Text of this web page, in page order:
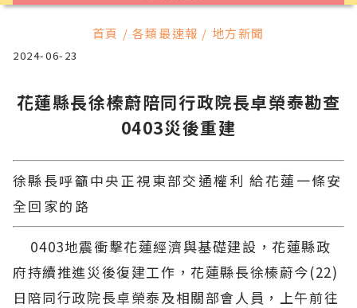
首頁 / 各類最速報 / 地方新聞
2024-06-23
花蓮縣長徐榛蔚陪同行政院長卓榮泰勘查
0403災後重建
徐縣長呼籲中央正視東部交通權利 給花蓮一條安
全回家的路
0403地震衝擊花蓮經濟與基礎建設，花蓮縣政
府持續推進災後復建工作，花蓮縣長徐榛蔚今(22)
日陪同行政院長卓榮泰及相關部會人員，上午前往